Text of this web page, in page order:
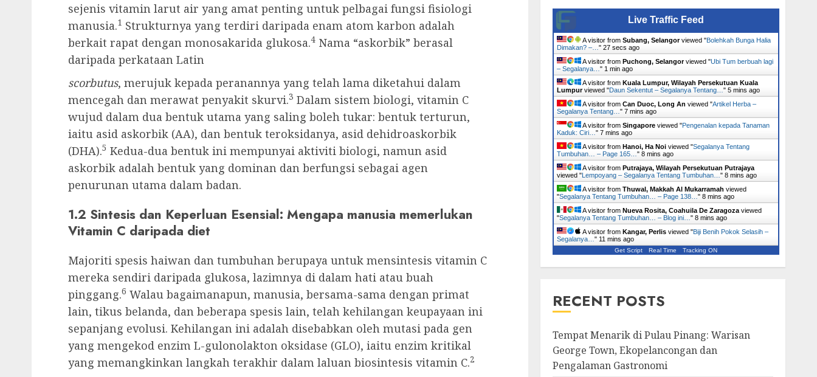
sejenis vitamin larut air yang amat penting untuk pelbagai fungsi fisiologi
manusia.1 Strukturnya yang terdiri daripada enam atom karbon adalah
berkait rapat dengan monosakarida glukosa.4 Nama “askorbik” berasal
daripada perkataan Latin
scorbutus, merujuk kepada peranannya yang telah lama diketahui dalam
mencegah dan merawat penyakit skurvi.3 Dalam sistem biologi, vitamin C
wujud dalam dua bentuk utama yang saling boleh tukar: bentuk terturun,
iaitu asid askorbik (AA), dan bentuk teroksidanya, asid dehidroaskorbik
(DHA).5 Kedua-dua bentuk ini mempunyai aktiviti biologi, namun asid
askorbik adalah bentuk yang dominan dan berfungsi sebagai agen
penurunan utama dalam badan.
1.2 Sintesis dan Keperluan Esensial: Mengapa manusia memerlukan
Vitamin C daripada diet
Majoriti spesis haiwan dan tumbuhan berupaya untuk mensintesis vitamin C
mereka sendiri daripada glukosa, lazimnya di dalam hati atau buah
pinggang.6 Walau bagaimanapun, manusia, bersama-sama dengan primat
lain, tikus belanda, dan beberapa spesis lain, telah kehilangan keupayaan ini
sepanjang evolusi. Kehilangan ini adalah disebabkan oleh mutasi pada gen
yang mengekod enzim L-gulonolakton oksidase (GLO), iaitu enzim kritikal
yang memangkinkan langkah terakhir dalam laluan biosintesis vitamin C.2
Live Traffic Feed
A visitor from Subang, Selangorviewed "Bolehkah Bunga Halia
Dimakan? –… " 28 secs ago
A visitor from Puchong, Selangorviewed "Ubi Tum berbuah lagi
– Segalanya… " 1 min ago
A visitor from Kuala Lumpur, Wilayah Persekutuan Kuala
Lumpurviewed "Daun Sekentut – Segalanya Tentang… " 5 mins ago
A visitor from Can Duoc, Long An viewed "Artikel Herba –
Segalanya Tentang… " 7 mins ago
A visitor from Singaporeviewed "Pengenalan kepada Tanaman
Kaduk: Ciri… " 7 mins ago
A visitor from Hanoi, Ha Noiviewed "Segalanya Tentang
Tumbuhan… – Page 165… " 8 mins ago
A visitor from Putrajaya, Wilayah Persekutuan Putrajaya
viewed "Lempoyang – Segalanya Tentang Tumbuhan… " 8 mins ago
A visitor from Thuwal, Makkah Al Mukarramah viewed
"Segalanya Tentang Tumbuhan… – Page 138… " 8 mins ago
A visitor from Nueva Rosita, Coahuila De Zaragozaviewed
"Segalanya Tentang Tumbuhan… – Blog ini… " 8 mins ago
A visitor from Kangar, Perlisviewed "Biji Benih Pokok Selasih –
Segalanya… " 11 mins ago
Get Script Real Time Tracking ON
RECENT POSTS
Tempat Menarik di Pulau Pinang: Warisan
George Town, Ekopelancongan dan
Pengalaman Gastronomi